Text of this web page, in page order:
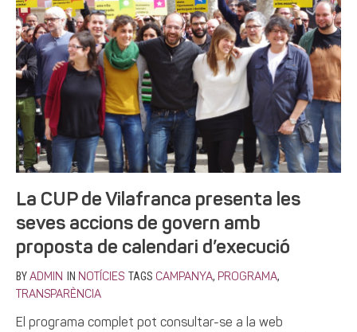
La CUP de Vilafranca presenta les
seves accions de govern amb
proposta de calendari d’execució
BY ADMIN IN NOTÍCIES TAGS CAMPANYA, PROGRAMA,
TRANSPARÈNCIA
El programa complet pot consultar-se a la web